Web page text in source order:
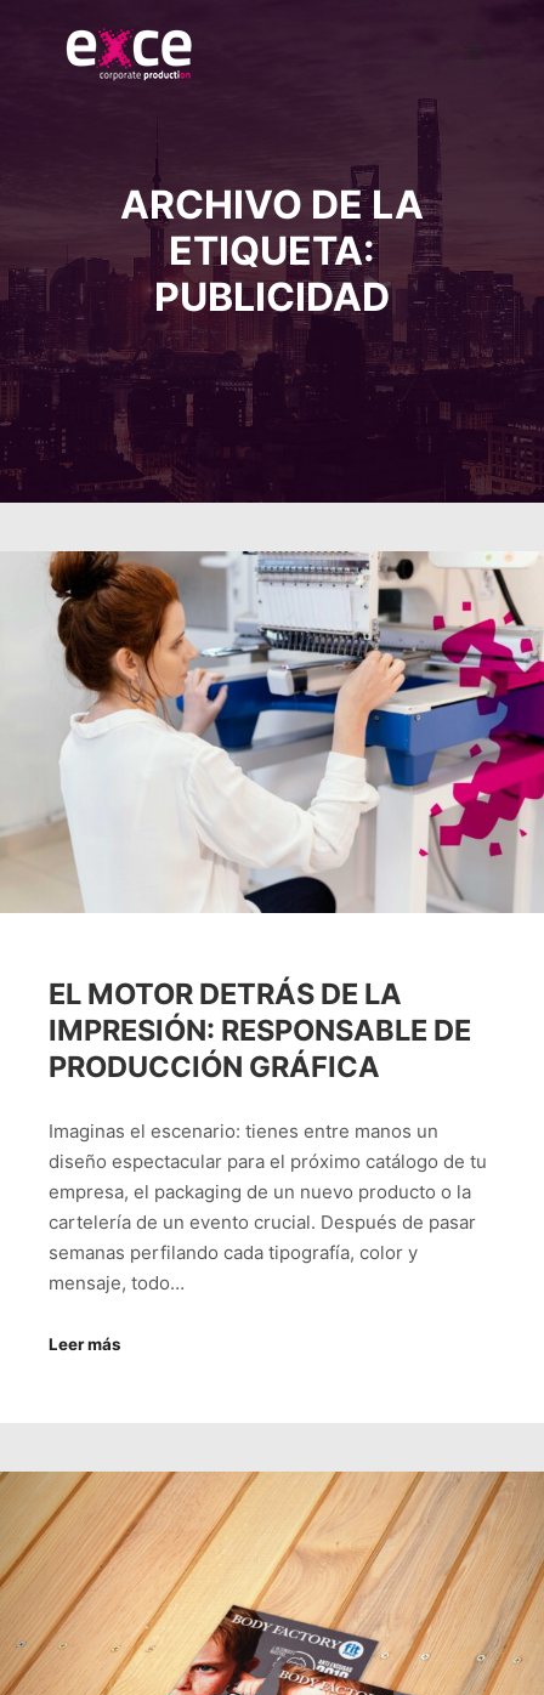
ARCHIVO DE LA
ETIQUETA:
PUBLICIDAD
EL MOTOR DETRÁS DE LA
IMPRESIÓN: RESPONSABLE DE
PRODUCCIÓN GRÁFICA
Imaginas el escenario: tienes entre manos un
diseño espectacular para el próximo catálogo de tu
empresa, el packaging de un nuevo producto o la
cartelería de un evento crucial. Después de pasar
semanas perfilando cada tipografía, color y
mensaje, todo…
Leer más